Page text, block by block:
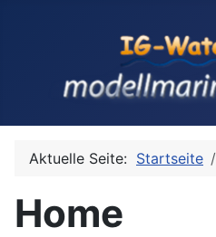
Aktuelle Seite: Startseite
Home